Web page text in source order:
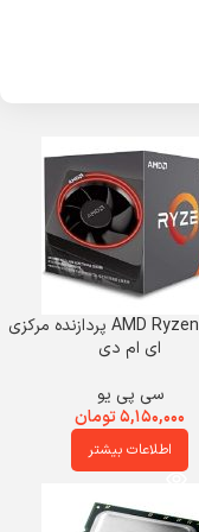
AMD Ryzen 5 2600 پردازنده مرکزی
ای ام دی
سی پی یو
۵,۱۵۰,۰۰۰تومان
اطلاعات بیشتر